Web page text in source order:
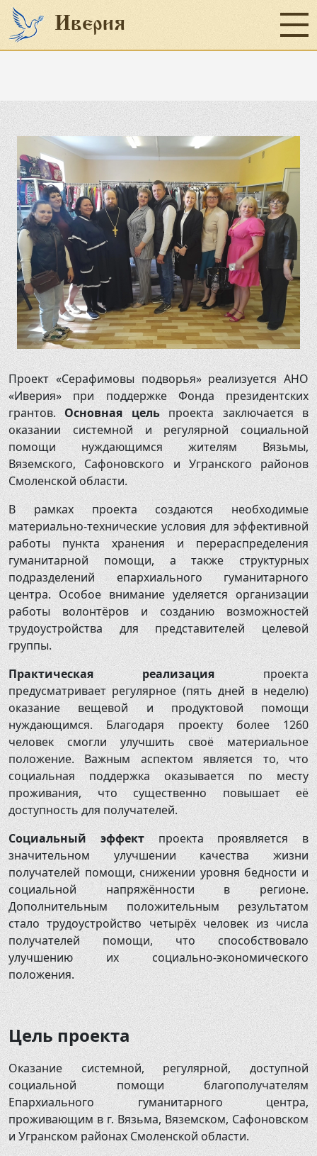
Иверия
Социальное служение
Наши проекты
Пожертвование
Об организации
Отчеты
Новости
Контакты
8 (48131) 4-17-73
Проект «Серафимовы подворья» реализуется АНО
«Иверия» при поддержке Фонда президентских
грантов.Основная цельпроекта заключается в
оказании системной и регулярной социальной
помощи нуждающимся жителям Вязьмы,
Вяземского, Сафоновского и Угранского районов
Смоленской области.
В рамках проекта создаются необходимые
материально-технические условия для эффективной
работы пункта хранения и перераспределения
гуманитарной помощи, а также структурных
подразделений епархиального гуманитарного
центра. Особое внимание уделяется организации
работы волонтёров и созданию возможностей
трудоустройства для представителей целевой
группы.
Практическая реализацияпроекта
предусматривает регулярное (пять дней в неделю)
оказание вещевой и продуктовой помощи
нуждающимся. Благодаря проекту более 1260
человек смогли улучшить своё материальное
положение. Важным аспектом является то, что
социальная поддержка оказывается по месту
проживания, что существенно повышает её
доступность для получателей.
Социальный эффектпроекта проявляется в
значительном улучшении качества жизни
получателей помощи, снижении уровня бедности и
социальной напряжённости в регионе.
Дополнительным положительным результатом
стало трудоустройство четырёх человек из числа
получателей помощи, что способствовало
улучшению их социально-экономического
положения.
Цель проекта
Оказание системной, регулярной, доступной
социальной помощи благополучателям
Епархиального гуманитарного центра,
проживающим в г. Вязьма, Вяземском, Сафоновском
и Угранском районах Смоленской области.